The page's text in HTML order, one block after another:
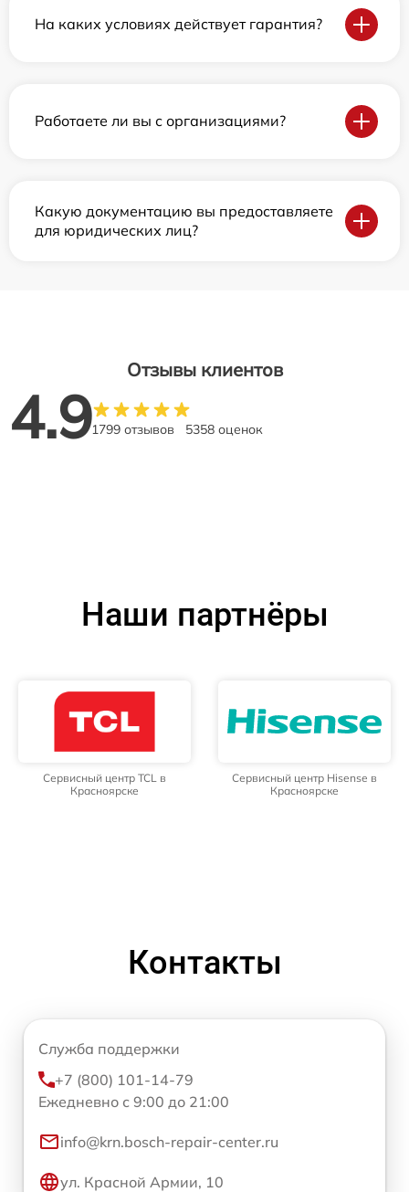
На каких условиях действует гарантия?
Работаете ли вы с организациями?
Какую документацию вы предоставляете
для юридических лиц?
Отзывы клиентов
4.91799 отзывов 5358 оценок
Наши партнёры
Сервисный центр TCL в
Красноярске
Сервисный центр Hisense в
Красноярске
Контакты
Служба поддержки
+7 (800) 101-14-79
Ежедневно с 9:00 до 21:00
info@krn.bosch-repair-center.ru
ул. Красной Армии, 10